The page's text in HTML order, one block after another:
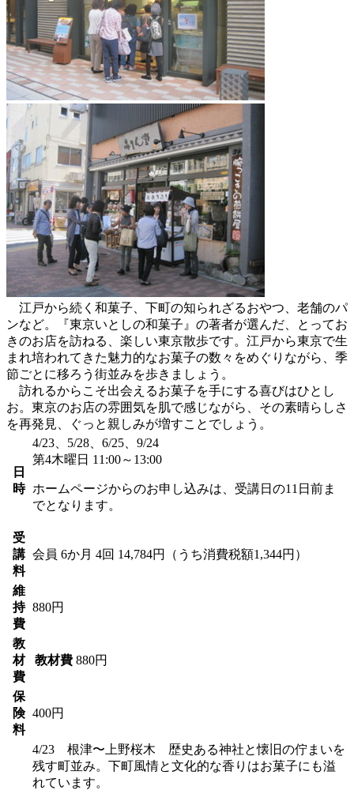
江戸から続く和菓子、下町の知られざるおやつ、老舗のパ
ンなど。『東京いとしの和菓子』の著者が選んだ、とってお
きのお店を訪ねる、楽しい東京散歩です。江戸から東京で生
まれ培われてきた魅力的なお菓子の数々をめぐりながら、季
節ごとに移ろう街並みを歩きましょう。
訪れるからこそ出会えるお菓子を手にする喜びはひとし
お。東京のお店の雰囲気を肌で感じながら、その素晴らしさ
を再発見、ぐっと親しみが増すことでしょう。
日
時
4/23、5/28、6/25、9/24
第4木曜日 11:00～13:00
ホームページからのお申し込みは、受講日の11日前ま
でとなります。
受
講
料
会員 6か月 4回 14,784円（うち消費税額1,344円）
維
持
費
880円
教
材
費
教材費 880円
保
険
料
400円
4/23 根津〜上野桜木 歴史ある神社と懐旧の佇まいを
残す町並み。下町風情と文化的な香りはお菓子にも溢
れています。